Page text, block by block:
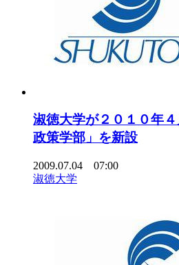
淑徳大学が２０１０年
政策学部」を新設
2009.07.04 07:00
淑徳大学